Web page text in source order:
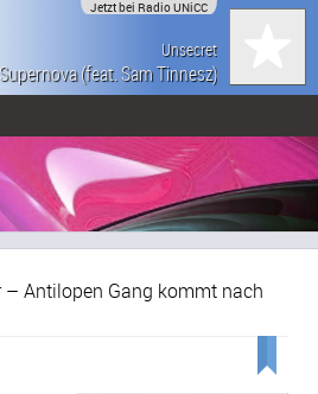
Jetzt bei Radio UNiCC
Unsecret
Supernova (feat. Sam Tinnesz)
Antilopen Gang kommt nach